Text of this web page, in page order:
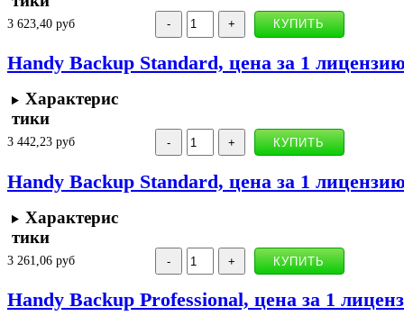
3 623,40 руб
Handy Backup Standard, цена за 1
Характерис
тики
3 442,23 руб
Handy Backup Standard, цена за 1
Характерис
тики
3 261,06 руб
Handy Backup Professional, цена за 1